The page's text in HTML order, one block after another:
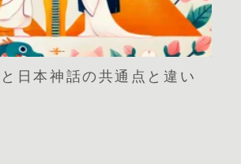
日本神話の共通点と違い